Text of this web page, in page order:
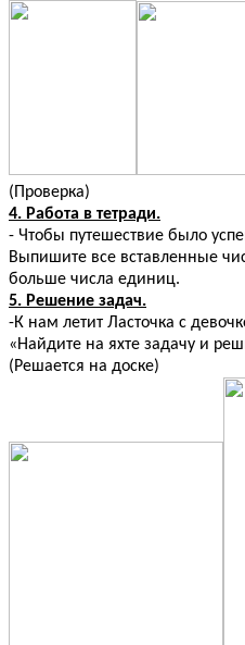
(Проверка)
4. Работа в тетради.
- Чтобы путешествие было
Выпишите все вставленные
больше числа единиц.
5. Решение задач.
-К нам летит Ласточка с
«Найдите на яхте задачу и
(Решается на доске)